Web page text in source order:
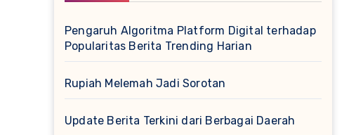
Pengaruh Algoritma Platform Digital terhadap
Popularitas Berita Trending Harian
Rupiah Melemah Jadi Sorotan
Update Berita Terkini dari Berbagai Daerah